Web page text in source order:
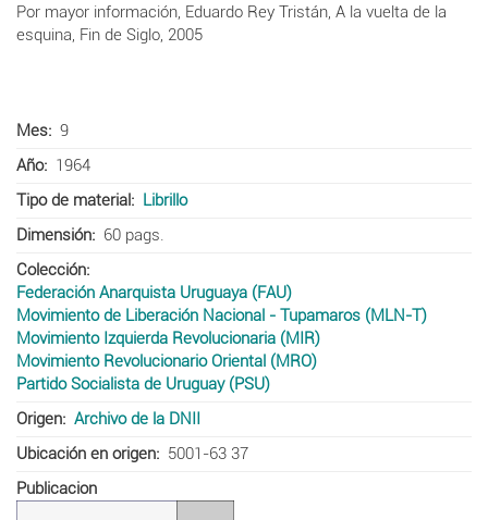
Por mayor información, Eduardo Rey Tristán, A la vuelta de la
esquina, Fin de Siglo, 2005
Mes
9
Año
1964
Tipo de material
Librillo
Dimensión
60 pags.
Colección
Federación Anarquista Uruguaya (FAU)
Movimiento de Liberación Nacional - Tupamaros (MLN-T)
Movimiento Izquierda Revolucionaria (MIR)
Movimiento Revolucionario Oriental (MRO)
Partido Socialista de Uruguay (PSU)
Origen
Archivo de la DNII
Ubicación en origen
5001-63 37
Publicacion